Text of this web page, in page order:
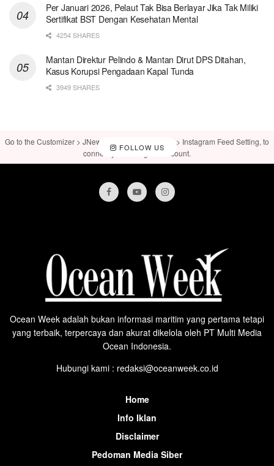
Per Januari 2026, Pelaut Tak Bisa Berlayar Jika Tak Miliki
Sertifikat BST Dengan Kesehatan Mental
4254 SHARES
Mantan Direktur Pelindo & Mantan Dirut DPS Ditahan,
Kasus Korupsi Pengadaan Kapal Tunda
3949 SHARES
FOLLOW US
Go to the Customizer > JNews : Social, Like & View > Instagram Feed Setting, to
connect your Instagram account.
Ocean Week adalah bukan informasi maritim yang pertama tetapi
yang terbaik, terpercaya dan akurat dikelola oleh PT Multi Media
Ocean Indonesia.
Hubungi kami : redaksi@oceanweek.co.id
Home
Info Iklan
Disclaimer
Pedoman Media Siber